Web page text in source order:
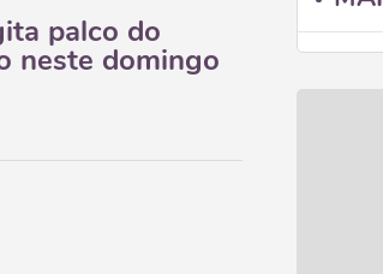
palco do
neste domingo